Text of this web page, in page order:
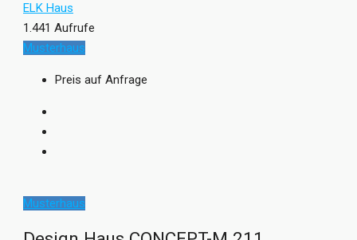
ELK Haus
1.441 Aufrufe
Musterhaus
Preis auf Anfrage
Musterhaus